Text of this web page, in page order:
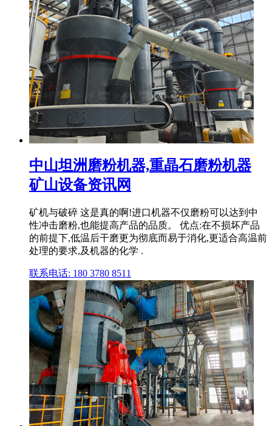
中山坦洲磨粉机器,重晶石磨粉机器
矿山设备资讯网
矿机与破碎 这是真的啊!进口机器不仅磨粉可以达到中
性冲击磨粉,也能提高产品的品质。 优点:在不损坏产品
的前提下,低温后干磨更为彻底而易于消化,更适合高温前
处理的要求,及机器的化学 .
联系电话: 180 3780 8511